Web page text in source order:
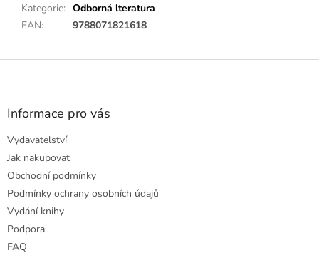
Kategorie: Odborná lteratura
EAN: 9788071821618
Z
Informace pro vás
Vydavatelství
Jak nakupovat
Obchodní podmínky
Podmínky ochrany osobních údajů
Vydání knihy
Podpora
FAQ